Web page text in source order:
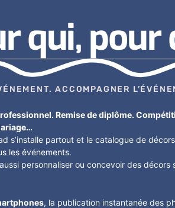
qui, pour
ACCOMPAGNER
Remise de diplôme.
s’installe partout et le catalogue de
les événements.
personnaliser ou concevoir des décors
, la publication instantanée des